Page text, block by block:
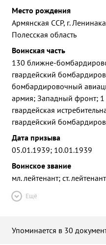
Место рождения
Армянская ССР, г.
Полесская область
Воинская часть
130 ближне-
гвардейский
бомбардировочный
армия; Западный фронт;
гвардейская
гвардейский
Дата призыва
05.01.1939; 10.01.1939
Воинское звание
мл. лейтенант; ст.
Ещё
Упоминается в 30